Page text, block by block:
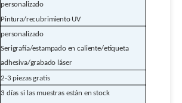
personalizado
Pintura/recubrimiento UV
personalizado
Serigrafía/estampado en caliente/etiqueta
adhesiva/grabado láser
2-3 piezas gratis
3 días si las muestras están en stock